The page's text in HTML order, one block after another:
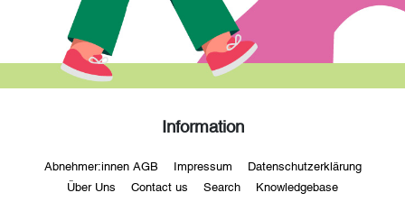
Information
Abnehmer:innen AGB Impressum Datenschutzerklärung
Über Uns Contact us Search Knowledgebase